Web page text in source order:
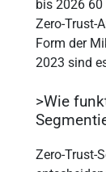
bis 2026 60
Zero-Trust-
Form der
2023 sind
>Wie
Zero-Trust-